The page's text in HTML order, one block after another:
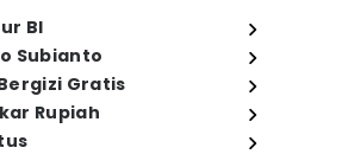
BI
Subianto
Gratis
Rupiah